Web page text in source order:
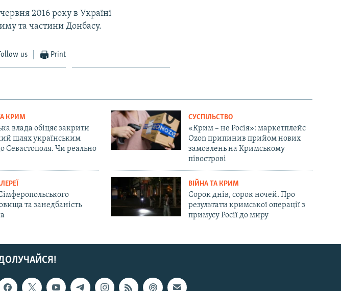
2016 року в Україні
та частини Донбасу.
us Print
КРИМ
влада обіцяє закрити
шлях українським
Севастополя. Чи реально
СУСПІЛЬСТВО
«Крим – не Росія»: маркетплейс
Ozon припинив прийом нових
замовлень на Кримському
півострові
та занедбаність
ВІЙНА ТА КРИМ
Сорок днів, сорок ночей. Про
результати кримської операції з
примусу Росії до миру